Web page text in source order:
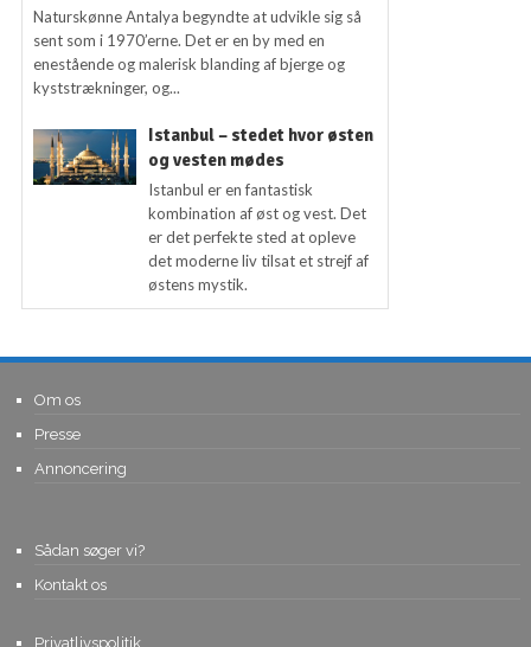
Naturskønne Antalya begyndte at udvikle sig så
sent som i 1970’erne. Det er en by med en
enestående og malerisk blanding af bjerge og
kyststrækninger, og...
Istanbul – stedet hvor østen
og vesten mødes
Istanbul er en fantastisk
kombination af øst og vest. Det
er det perfekte sted at opleve
det moderne liv tilsat et strejf af
østens mystik.
Om os
Presse
Annoncering
Sådan søger vi?
Kontakt os
Privatlivspolitik